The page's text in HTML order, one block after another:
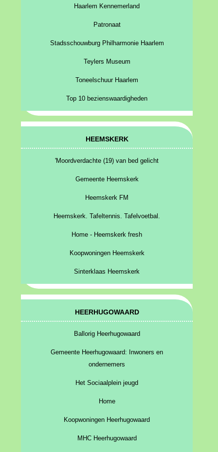
Haarlem Kennemerland
Patronaat
Stadsschouwburg Philharmonie Haarlem
Teylers Museum
Toneelschuur Haarlem
Top 10 bezienswaardigheden
HEEMSKERK
'Moordverdachte (19) van bed gelicht
Gemeente Heemskerk
Heemskerk FM
Heemskerk. Tafeltennis. Tafelvoetbal.
Home - Heemskerk fresh
Koopwoningen Heemskerk
Sinterklaas Heemskerk
HEERHUGOWAARD
Ballorig Heerhugowaard
Gemeente Heerhugowaard: Inwoners en
ondernemers
Het Sociaalplein jeugd
Home
Koopwoningen Heerhugowaard
MHC Heerhugowaard